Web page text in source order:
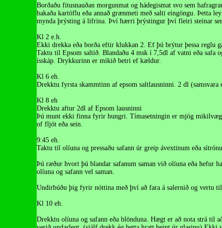
Borðaðu fitusnauðan morgunmat og hádegismat svo sem
bakaða kartöflu eða annað grænmeti með salti eingöngu. Þetta
mynda þrýsting á lifrina. Því hærri þrýstingur því fleiri steinar
Kl 2 e.h.
Ekki drekka eða borða eftir klukkan 2. Ef þú brýtur þessa reglu
Taktu til Epsom saltið. Blandaðu 4 msk í 7,5dl af vatni eða safa
ísskáp. Drykkurinn er mikið betri ef kældur.
Kl 6 eh.
Drekktu fyrsta skammtinn af epsom saltlausninni. 2 dl (samsvara
Kl 8 eh
Drekktu aftur 2dl af Epsom lausninni
Þú munt ekki finna fyrir hungri. Tímasetningin er mjög
of fljót eða sein.
9:45 eh.
Taktu til olíuna og pressaðu safann úr greip ávextinum eða
Þú ræður hvort þú blandar safanum saman við olíuna eða hefur
olíuna og safann vel saman.
Undirbúðu þig fyrir nóttina með því að fara á salernið og vertu
Kl 10 eh.
Drekktu olíuna og safann eða blönduna. Hægt er að nota strá til